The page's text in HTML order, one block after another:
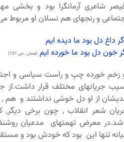
شاعری آرمانگرا بود و بخشی
و رنجهای هم نسلان او مربوط
داغ دل بود ما دیده ایم
خون دل بود ما خورده ایم (همان , ص 101)
زخم خورده چپ و راست سیاسی و
جریانهای مختلف قرار
از او دل خوشی نداشتند و هم ,
شعر انقلاب , چون برخی دیگر,
معرض تهمتهای مدعیان
تنها این بود که خودش بود و